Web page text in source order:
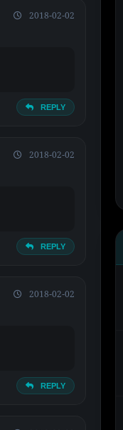
2018-02-02
REPLY
2018-02-02
REPLY
2018-02-02
REPLY